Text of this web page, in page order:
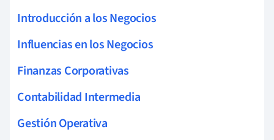
Introducción a los Negocios
Influencias en los Negocios
Finanzas Corporativas
Contabilidad Intermedia
Gestión Operativa